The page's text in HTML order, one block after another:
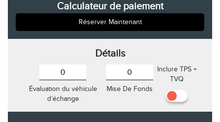
Calculateur de paiement
Réserver Maintenant
Détails
Évaluation du véhicule
d’échange
Mise De Fonds
Inclure TPS +
TVQ